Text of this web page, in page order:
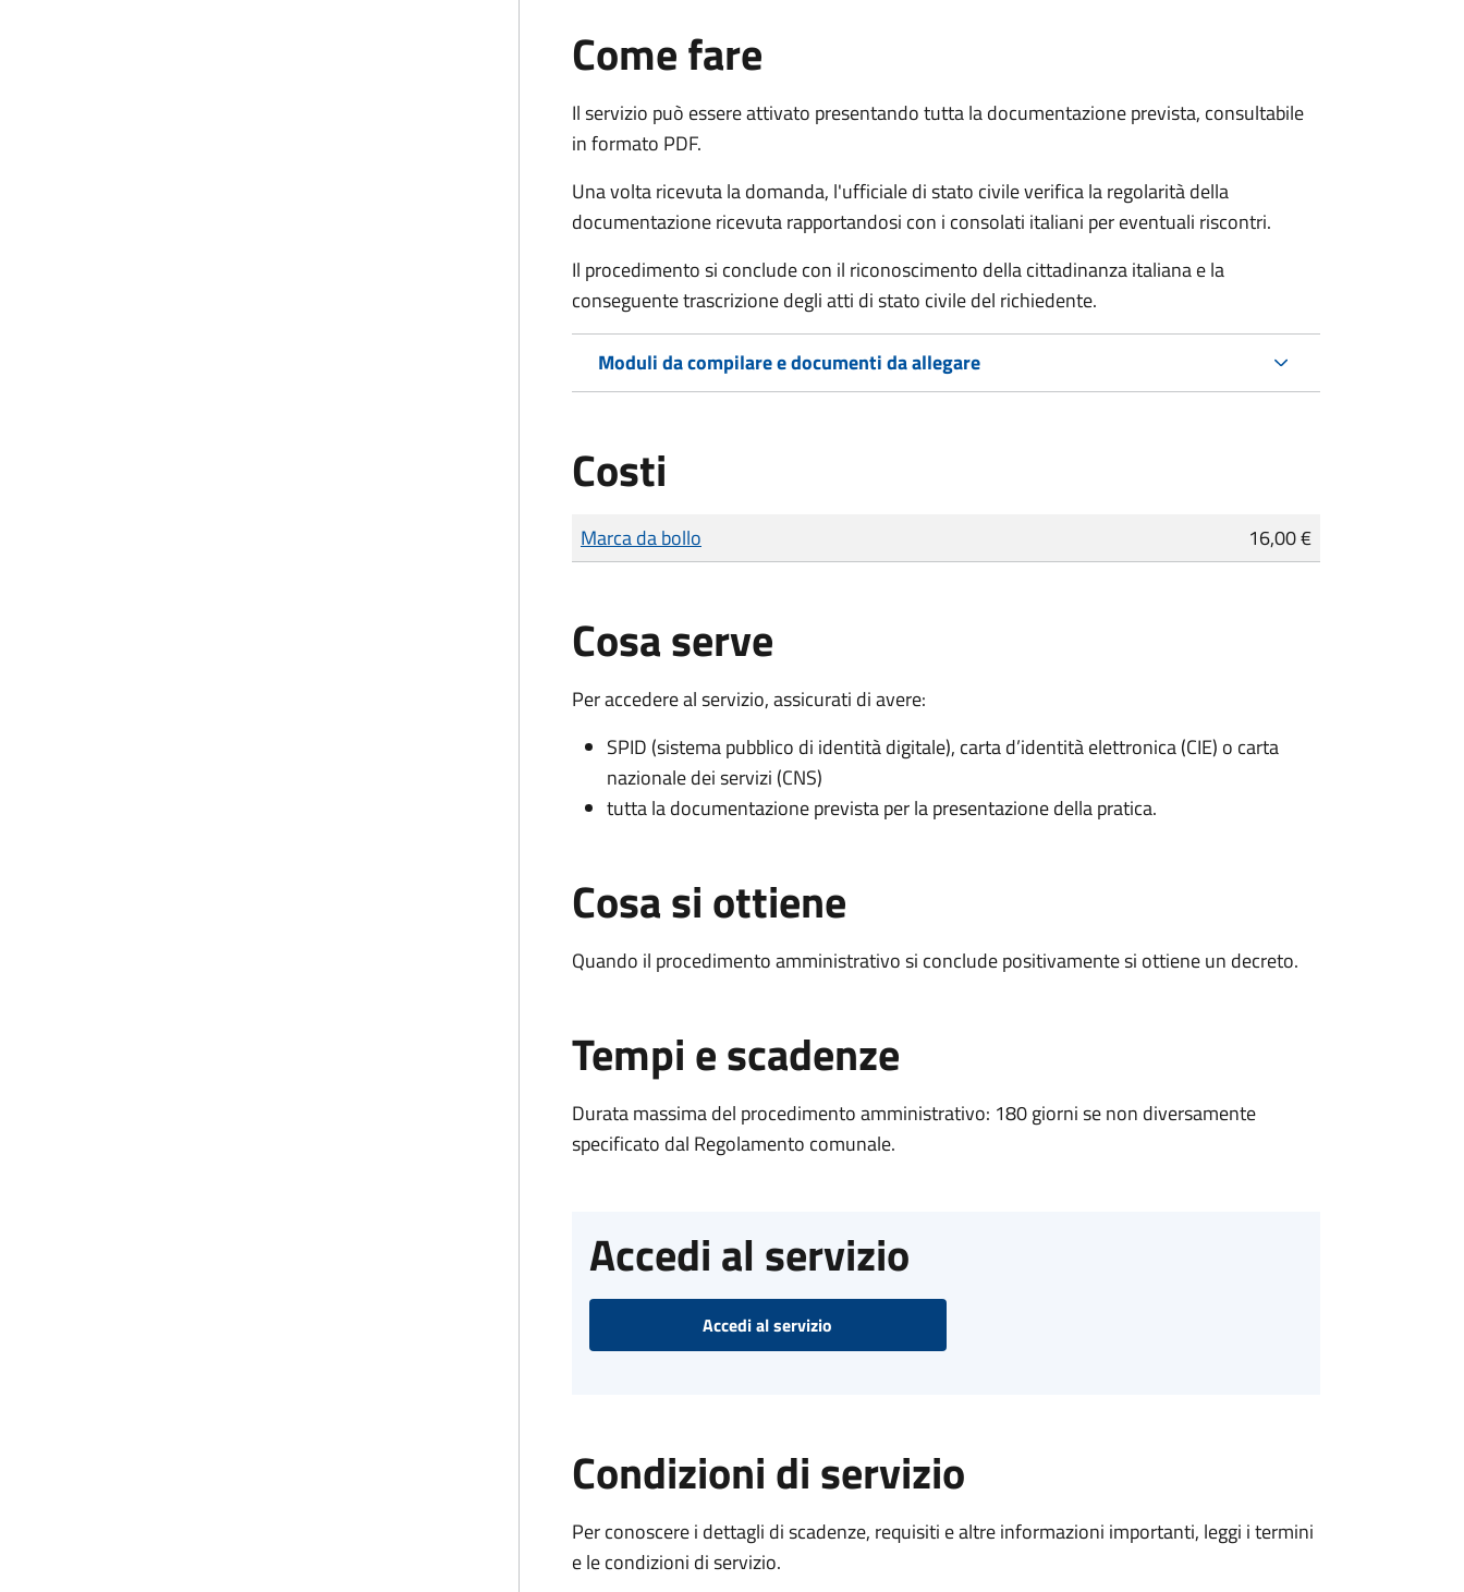
Come fare
Il servizio può essere attivato presentando tutta la documentazione prevista, consultabile
in formato PDF.
Una volta ricevuta la domanda, l'ufficiale di stato civile verifica la regolarità della
documentazione ricevuta rapportandosi con i consolati italiani per eventuali riscontri.
Il procedimento si conclude con il riconoscimento della cittadinanza italiana e la
conseguente trascrizione degli atti di stato civile del richiedente.
Moduli da compilare e documenti da allegare
Costi
Tipo di pagamento
Importo
Marca da bollo 16,00 €
Cosa serve
Per accedere al servizio, assicurati di avere:
SPID (sistema pubblico di identità digitale), carta d’identità elettronica (CIE) o carta
nazionale dei servizi (CNS)
tutta la documentazione prevista per la presentazione della pratica.
Cosa si ottiene
Quando il procedimento amministrativo si conclude positivamente si ottiene un decreto.
Tempi e scadenze
Durata massima del procedimento amministrativo: 180 giorni se non diversamente
specificato dal Regolamento comunale.
Accedi al servizio
Accedi al servizio
Condizioni di servizio
Per conoscere i dettagli di scadenze, requisiti e altre informazioni importanti, leggi i termini
e le condizioni di servizio.